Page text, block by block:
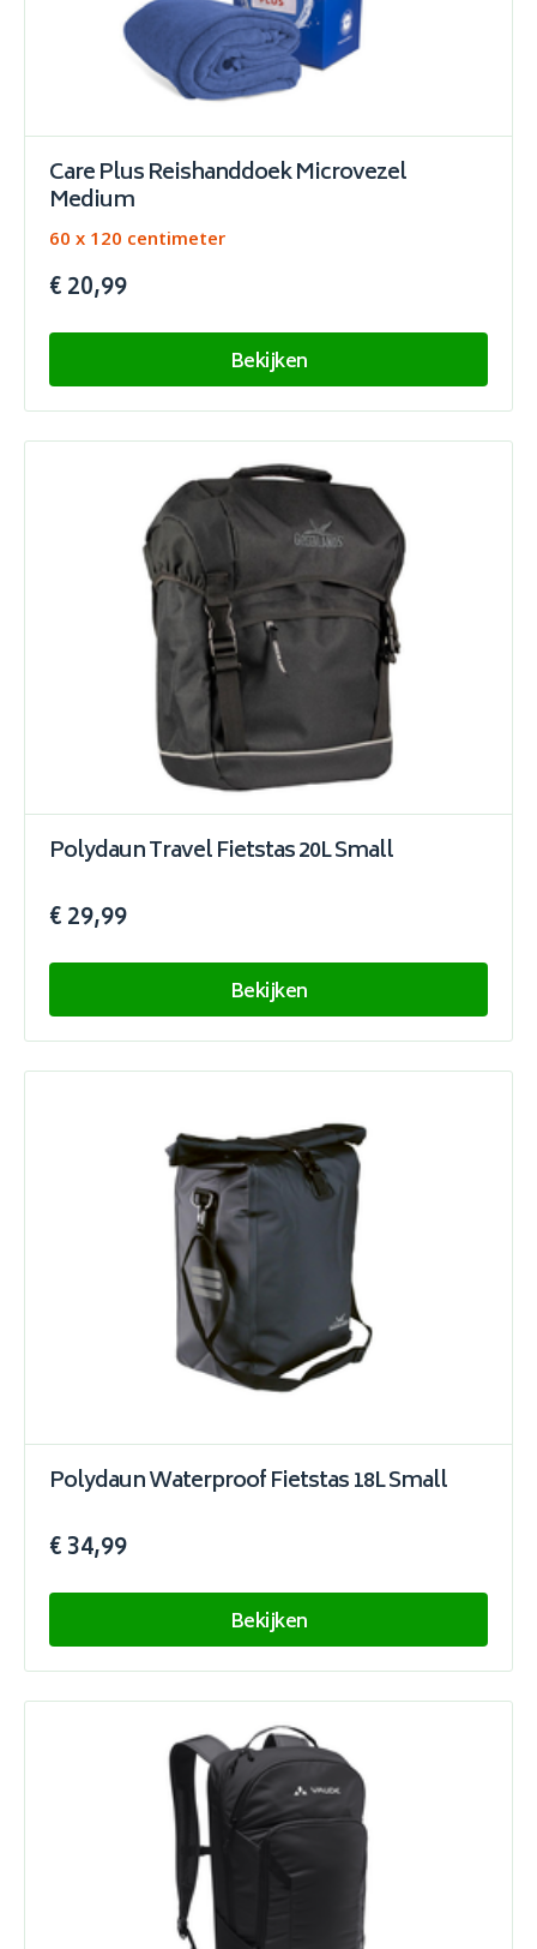
Care Plus Reishanddoek Microvezel
Medium
60 x 120 centimeter
€ 20,99
Bekijken
Polydaun Travel Fietstas 20L Small
€ 29,99
Bekijken
Polydaun Waterproof Fietstas 18L Small
€ 34,99
Bekijken